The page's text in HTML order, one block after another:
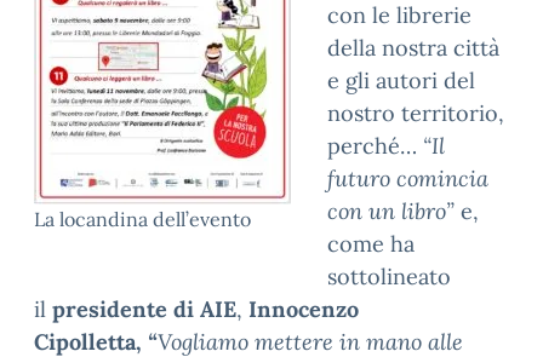
La locandina dell’evento
con le librerie
della nostra città
e gli autori del
nostro territorio,
perché… “Il
futuro comincia
con un libro” e,
come ha
sottolineato
il presidente di AIE, Innocenzo
Cipolletta, “Vogliamo mettere in mano alle